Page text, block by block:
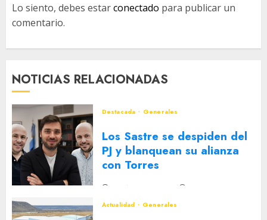
Lo siento, debes estarconectado para publicar un
comentario.
NOTICIAS RELACIONADAS
Destacada Generales
Los Sastre se despiden del
PJ y blanquean su alianza
con Torres
2 DE AGOSTO DE 2026
Actualidad
Generales